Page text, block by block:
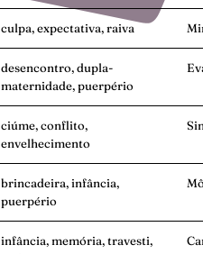
culpa, expectativa, raiva
desencontro, dupla-
maternidade, puerpério
ciúme, conflito,
envelhecimento
brincadeira, infância,
puerpério
infância, memória, travesti,